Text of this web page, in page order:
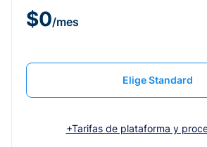
$0/mes
Elige Standard
+Tarifas de plataforma y